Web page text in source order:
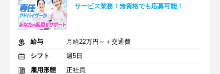
サービス業務！無資格でも応募可能！
給与
月給22万円～＋交通費
シフト
週5日
雇用形態
正社員